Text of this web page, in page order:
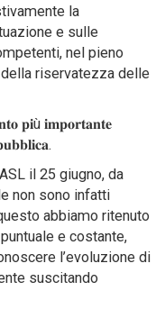
la
e sulle
nel pieno
riservatezza delle
𝐩𝐢ù 𝐢𝐦𝐩𝐨𝐫𝐭𝐚𝐧𝐭𝐞
il 25 giugno, da
non sono infatti
abbiamo ritenuto
e costante,
l’evoluzione di
suscitando